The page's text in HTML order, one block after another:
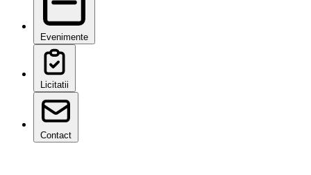
Evenimente
Licitatii
Contact